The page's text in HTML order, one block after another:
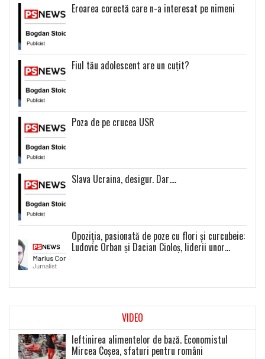
Eroarea corectă care n-a interesat pe nimeni
Fiul tău adolescent are un cuțit?
Poza de pe crucea USR
Slava Ucraina, desigur. Dar….
Opoziția, pasionată de poze cu flori și curcubeie:
Ludovic Orban și Dacian Cioloș, liderii unor
VIDEO
Ieftinirea alimentelor de bază. Economistul
Mircea Coșea, sfaturi pentru români